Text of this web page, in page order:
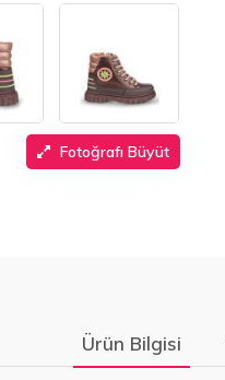
Fotoğrafı Büyüt
Ürün Bilgisi